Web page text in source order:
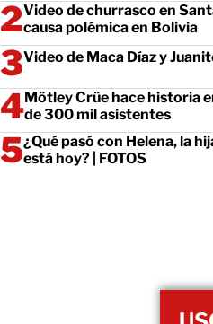
Video de churrasco en
causa polémica en Bolivia
Video de Maca Díaz y
Mötley Crüe hace historia
de 300 mil asistentes
¿Qué pasó con Helena, la
está hoy? | FOTOS